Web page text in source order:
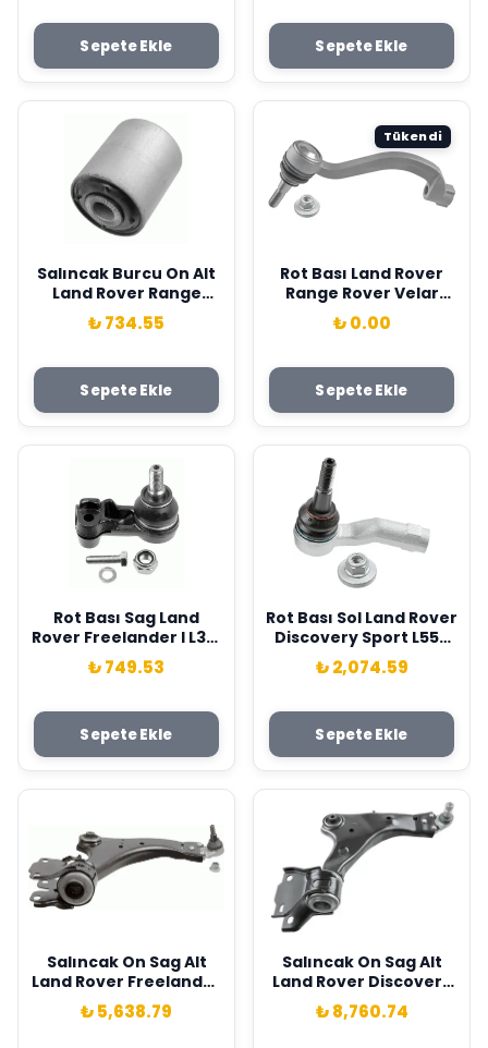
Sepete Ekle
LR060046
Sepete Ekle
Salıncak Burcu On Alt
Land Rover Range
Rover 3 Vogue L322
02>12 Lemforder
₺ 734.55
Sepete Ekle
Tükendi
Rot Bası Land Rover
Range Rover Velar
L560 . Jaguar F-Pace
X761 Lemforder
₺ 0.00
Sepete Ekle
Rot Bası Sag Land
Rover Freelander I L314
98>06 Lemforder
QJB100220
₺ 749.53
Sepete Ekle
Rot Bası Sol Land Rover
Discovery Sport L550
Range Rover Evoque
L538 . Jaguar E-Pace
LR027570-T4N20185
₺ 2,074.59
Sepete Ekle
Salıncak On Sag Alt
Land Rover Freelander
Iı L359 07>14
Lemforder LR007205
₺ 5,638.79
Salıncak On Sag Alt
Land Rover Discovery
Sport L550 Range
Rover Evoque L538 .
₺ 8,760.74